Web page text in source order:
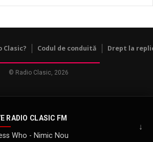
RADIO CLASIC FM
Who - Nimic Nou
↓
Clasic? Codul de conduită Drept la
© Radio Clasic, 2026